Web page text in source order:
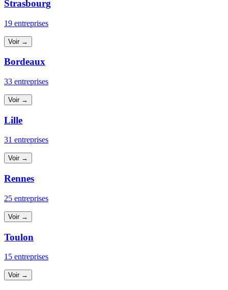
Strasbourg
19 entreprises
Voir →
Bordeaux
33 entreprises
Voir →
Lille
31 entreprises
Voir →
Rennes
25 entreprises
Voir →
Toulon
15 entreprises
Voir →